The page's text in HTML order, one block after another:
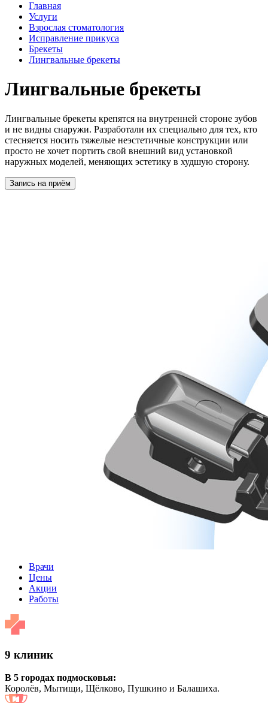
Главная
Услуги
Взрослая стоматология
Исправление прикуса
Брекеты
Лингвальные брекеты
Лингвальные брекеты
Лингвальные брекеты крепятся на внутренней стороне зубов
и не видны снаружи. Разработали их специально для тех, кто
стесняется носить тяжелые неэстетичные конструкции или
просто не хочет портить свой внешний вид установкой
наружных моделей, меняющих эстетику в худшую сторону.
Запись на приём
Врачи
Цены
Акции
Работы
9 клиник
В 5 городах подмосковья:
Королёв, Мытищи, Щёлково, Пушкино и Балашиха.